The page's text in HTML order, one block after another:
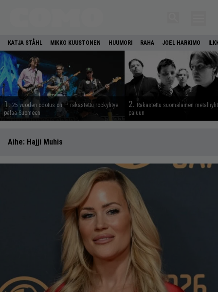
KATJA STÅHL MIKKO KUUSTONEN HUUMORI RAHA JOEL HARKIMO
1. 25 vuoden odotus ohi – rakastettu rockyhtye
palaa Suomeen
2. Rakastettu suomalainen
paluun
Aihe: Hajji Muhis